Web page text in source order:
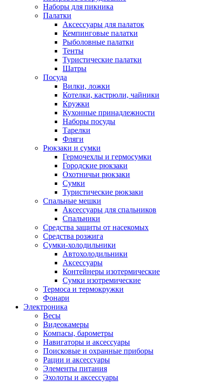
Наборы для пикника
Палатки
Аксессуары для палаток
Кемпинговые палатки
Рыболовные палатки
Тенты
Туристические палатки
Шатры
Посуда
Вилки, ложки
Котелки, кастрюли, чайники
Кружки
Кухонные принадлежности
Наборы посуды
Тарелки
Фляги
Рюкзаки и сумки
Гермочехлы и гермосумки
Городские рюкзаки
Охотничьи рюкзаки
Сумки
Туристические рюкзаки
Спальные мешки
Аксессуары для спальников
Спальники
Средства защиты от насекомых
Средства розжига
Сумки-холодильники
Автохолодильники
Аксессуары
Контейнеры изотермические
Сумки изотремические
Термоса и термокружки
Фонари
Электроника
Весы
Видеокамеры
Компасы, барометры
Навигаторы и аксессуары
Поисковые и охранные приборы
Рации и аксессуары
Элементы питания
Эхолоты и аксессуары